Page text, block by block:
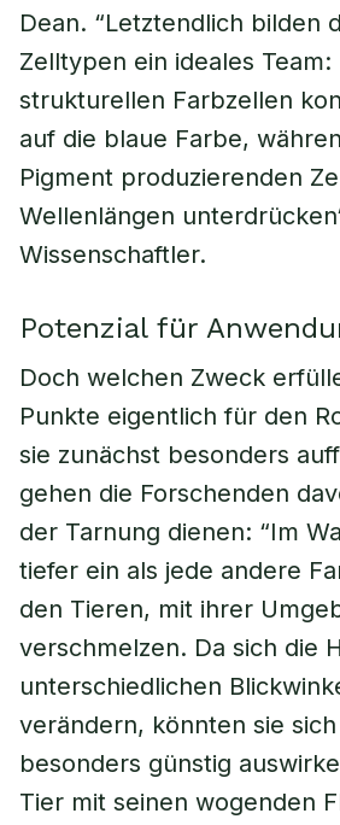
Dean. “Letztendlich bilden
Zelltypen ein ideales Team:
strukturellen Farbzellen
auf die blaue Farbe,
Pigment produzierenden
Wellenlängen
Wissenschaftler.
Potenzial für
Doch welchen Zweck
Punkte eigentlich für den
sie zunächst besonders
gehen die Forschenden
der Tarnung dienen: “Im
tiefer ein als jede andere
den Tieren, mit ihrer
verschmelzen. Da sich die
unterschiedlichen
verändern, könnten sie
besonders günstig
Tier mit seinen wogenden